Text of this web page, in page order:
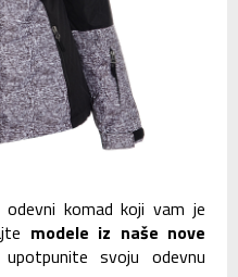
komad koji vam je
modele iz naše nove
svoju odevnu